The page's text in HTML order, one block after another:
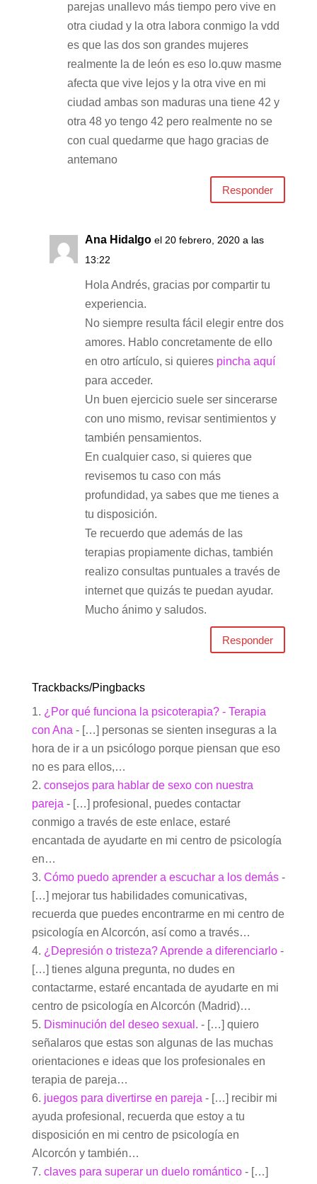
parejas unallevo más tiempo pero vive en
otra ciudad y la otra labora conmigo la vdd
es que las dos son grandes mujeres
realmente la de león es eso lo.quw masme
afecta que vive lejos y la otra vive en mi
ciudad ambas son maduras una tiene 42 y
otra 48 yo tengo 42 pero realmente no se
con cual quedarme que hago gracias de
antemano
Responder
Ana Hidalgo el 20 febrero, 2020 a las
13:22
Hola Andrés, gracias por compartir tu
experiencia.
No siempre resulta fácil elegir entre dos
amores. Hablo concretamente de ello
en otro artículo, si quieres pincha aquí
para acceder.
Un buen ejercicio suele ser sincerarse
con uno mismo, revisar sentimientos y
también pensamientos.
En cualquier caso, si quieres que
revisemos tu caso con más
profundidad, ya sabes que me tienes a
tu disposición.
Te recuerdo que además de las
terapias propiamente dichas, también
realizo consultas puntuales a través de
internet que quizás te puedan ayudar.
Mucho ánimo y saludos.
Responder
Trackbacks/Pingbacks
¿Por qué funciona la psicoterapia? - Terapia
con Ana - […] personas se sienten inseguras a la
hora de ir a un psicólogo porque piensan que eso
no es para ellos,…
consejos para hablar de sexo con nuestra
pareja - […] profesional, puedes contactar
conmigo a través de este enlace, estaré
encantada de ayudarte en mi centro de psicología
en…
Cómo puedo aprender a escuchar a los demás-
[…] mejorar tus habilidades comunicativas,
recuerda que puedes encontrarme en mi centro de
psicología en Alcorcón, así como a través…
¿Depresión o tristeza? Aprende a diferenciarlo-
[…] tienes alguna pregunta, no dudes en
contactarme, estaré encantada de ayudarte en mi
centro de psicología en Alcorcón (Madrid)…
Disminución del deseo sexual. - […] quiero
señalaros que estas son algunas de las muchas
orientaciones e ideas que los profesionales en
terapia de pareja…
juegos para divertirse en pareja - […] recibir mi
ayuda profesional, recuerda que estoy a tu
disposición en mi centro de psicología en
Alcorcón y también…
claves para superar un duelo romántico- […]